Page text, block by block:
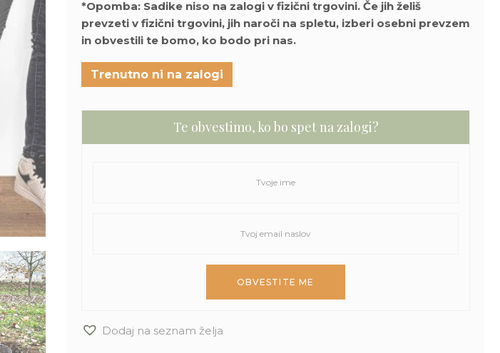
*Opomba: Sadike niso na zalogi v fizični trgovini. Če jih želiš
prevzeti v fizični trgovini, jih naroči na spletu, izberi osebni prevzem
in obvestili te bomo, ko bodo pri nas.
Trenutno ni na zalogi
Te obvestimo, ko bo spet na zalogi?
Dodaj na seznam želja